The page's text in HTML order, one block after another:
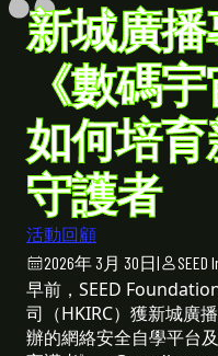
新城廣播
《數碼
如何培
守護者
活動回顧
2026年 3月 30日| SEED
早前，SEED
司（HKIRC）獲新城廣
辦的網絡安全自學平台